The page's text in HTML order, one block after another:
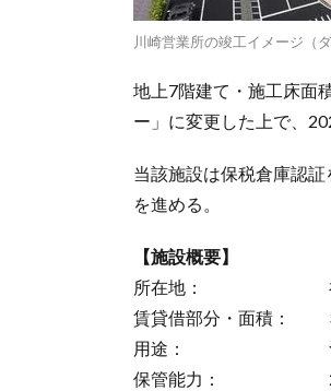
川崎営業所の竣工イメージ（
地上7階建て・施工床面
ー」に変更した上で、
当該施設は保税倉庫認
を進める。
【施設概要】
所在地： 神奈川
賃貸借部分・面積：
用途： 食品の流
保管能力：